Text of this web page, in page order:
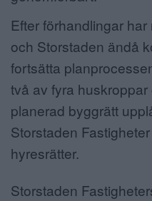
Efter förhandlingar
och Storstaden ändå
fortsätta
två av fyra
planerad byggrätt
Storstaden
hyresrätter.
Storstaden